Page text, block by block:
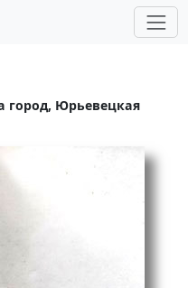
Юрьевецкая